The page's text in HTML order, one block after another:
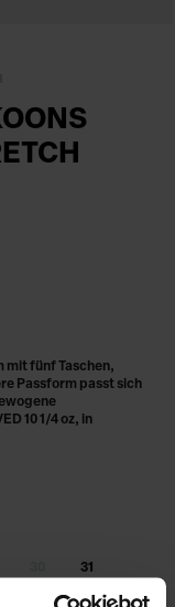
31
mit fünf Taschen,
Passform passt sich
10 1/4 oz, in